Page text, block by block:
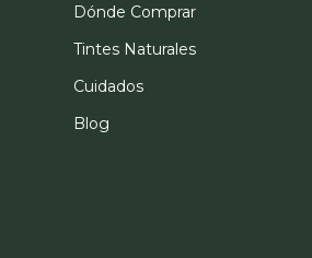
Dónde Comprar
Tintes Naturales
Cuidados
Blog